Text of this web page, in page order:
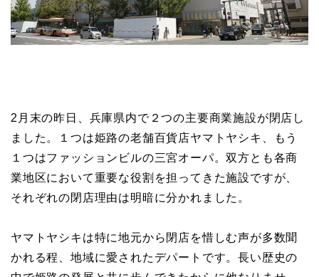
2月末の昨日、兵庫県内で２つの主要商業施設が閉店し
ました。１つは姫路の老舗百貨店ヤマトヤシキ、もう
１つはファッションビルの三宮オーパ。双方とも各商
業地区において重要な役割を担ってきた施設ですが、
それぞれの閉店理由は明暗に分かれました。
ヤマトヤシキは特に地元から閉店を惜しむ声が多数聞
かれる程、地域に愛されたデパートです。長い歴史の